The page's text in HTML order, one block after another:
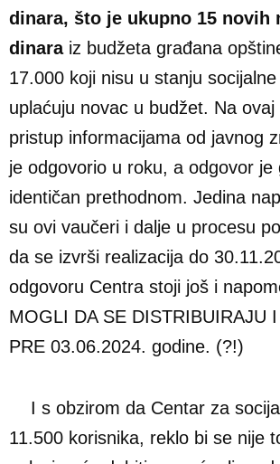
dinara, što je ukupno 15 novih
dinaraiz budžeta građana
17.000 koji nisu u stanju
uplaćuju novac u budžet. Na
pristup informacijama od javnog
je odgovorio u roku, a odgovor je
identičan prethodnom. Jedina
su ovi vaučeri i dalje u procesu
da se izvrši realizacija do
odgovoru Centra stoji još i
MOGLI DA SE DISTRIBUIRAJU
PRE 03.06.2024. godine. (?!)
I s obzirom da Centar za
11.500 korisnika, reklo bi se nije